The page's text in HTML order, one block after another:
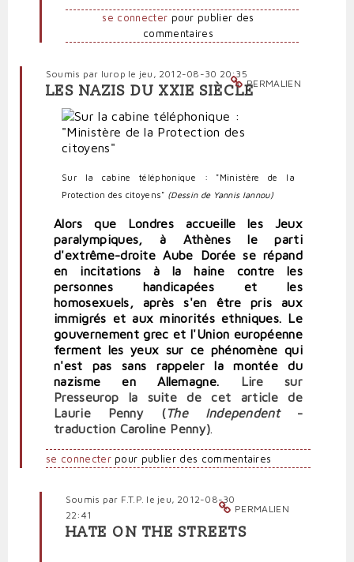
nazifiait
subrepticement
par
Sarkover
se connecter pour publier des
commentaires
PERMALIEN
Soumis par Iurop le jeu, 2012-08-30 20:35
LES NAZIS DU XXIE SIÈCLE
Sur la cabine téléphonique : "Ministère de la
Protection des citoyens" (Dessin de Yannis Iannou)
Alors que Londres accueille les Jeux
paralympiques, à Athènes le parti
d'extrême-droite Aube Dorée se répand
en incitations à la haine contre les
personnes handicapées et les
homosexuels, après s'en être pris aux
immigrés et aux minorités ethniques. Le
gouvernement grec et l'Union européenne
ferment les yeux sur ce phénomène qui
n'est pas sans rappeler la montée du
nazisme en Allemagne.
Liresur
Presseurop la suite de cet article de
Laurie Penny (The Independent-
traduction Caroline Penny)
se connecterpour publier des commentaires
PERMALIEN
Soumis par F.T.P. le jeu, 2012-08-30
22:41
En
HATE ON THE STREETS